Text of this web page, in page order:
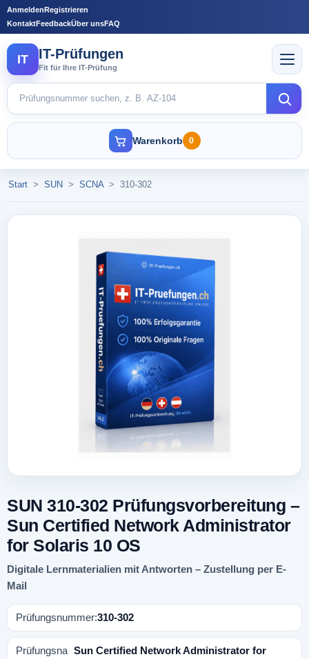
AnmeldenRegistrieren
KontaktFeedbackÜber unsFAQ
IT IT-Prüfungen
Fit für Ihre IT-Prüfung
Warenkorb 0
Start > SUN > SCNA > 310-302
SUN 310-302 Prüfungsvorbereitung –
Sun Certified Network Administrator
for Solaris 10 OS
Digitale Lernmaterialien mit Antworten – Zustellung per E-
Mail
Prüfungsnummer:310-302
Prüfungsna Sun Certified Network Administrator for